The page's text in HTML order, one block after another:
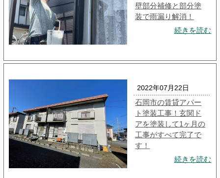
壁部分補修と部分塗
装で雨漏り解消！
続きを読む
2022年07月22日
石岡市の賃貸アパー
ト塗装工事！玄関ド
アを塗装して1ヶ月の
工事がすべて完了で
す！
続きを読む